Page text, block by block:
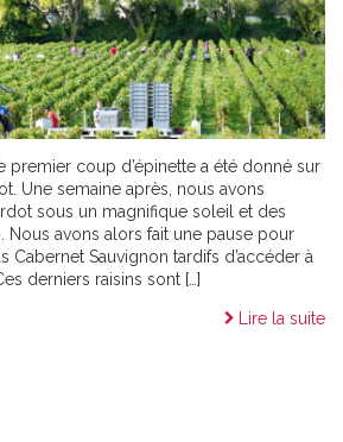
premier coup d’épinette a été donné sur
Une semaine après, nous avons
sous un magnifique soleil et des
Nous avons alors fait une pause pour
Cabernet Sauvignon tardifs d’accéder à
derniers raisins sont […]
Lire la suite